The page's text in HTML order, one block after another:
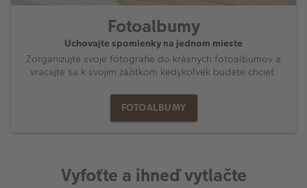
Fotoalbumy
Uchovajte spomienky na jednom mieste
Zorganizujte svoje fotografie do krásnych fotoalbumov a
vracajte sa k svojim zážitkom kedykoľvek budete chcieť.
FOTOALBUMY
Vyfoťte a ihneď vytlačte